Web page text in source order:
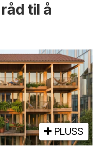
til å
PLUSS